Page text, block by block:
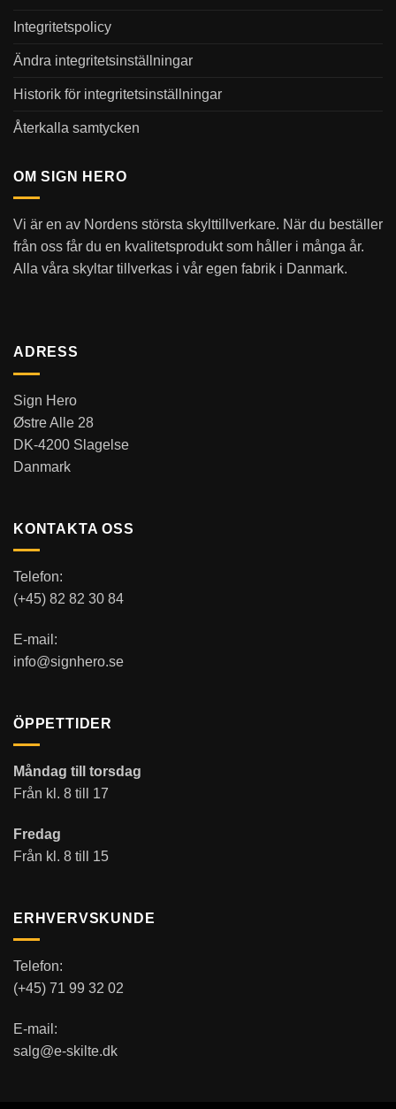
Integritetspolicy
Ändra integritetsinställningar
Historik för integritetsinställningar
Återkalla samtycken
OM SIGN HERO
Vi är en av Nordens största skylttillverkare. När du beställer
från oss får du en kvalitetsprodukt som håller i många år.
Alla våra skyltar tillverkas i vår egen fabrik i Danmark.
ADRESS
Sign Hero
Østre Alle 28
DK-4200 Slagelse
Danmark
KONTAKTA OSS
Telefon:
(+45) 82 82 30 84
E-mail:
info@signhero.se
ÖPPETTIDER
Måndag till torsdag
Från kl. 8 till 17
Fredag
Från kl. 8 till 15
ERHVERVSKUNDE
Telefon:
(+45) 71 99 32 02
E-mail:
salg@e-skilte.dk